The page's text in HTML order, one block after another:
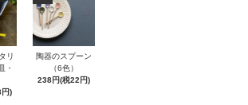
リ
・
)
陶器のスプーン
（6色）
238円(税22円)